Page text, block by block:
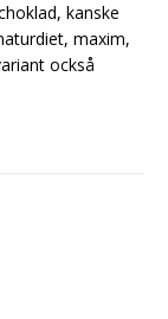
kanske
maxim,
också